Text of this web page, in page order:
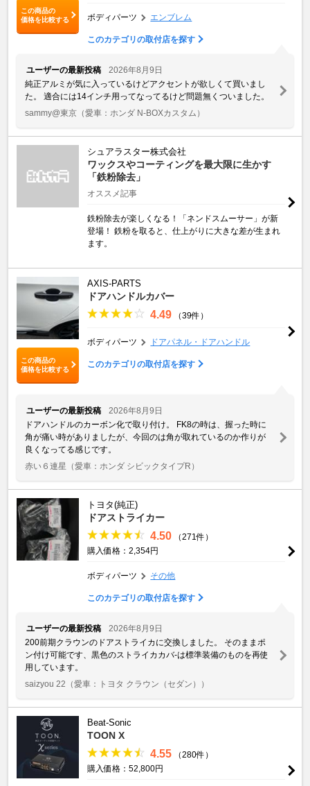
この商品の
価格を比較する
ボディパーツ エンブレム
このカテゴリの取付店を探す
ユーザーの最新投稿
2026年8月9日
純正アルミが気に入っているけどアクセントが欲しくて買いまし
た。 適合には14インチ用ってなってるけど問題無くついました。
sammy@東京 （愛車：ホンダ N-BOXカスタム）
シュアラスター株式会社
ワックスやコーティングを最大限に生かす
「鉄粉除去」
オススメ記事
鉄粉除去が楽しくなる！「ネンドスムーサー」が新
登場！ 鉄粉を取ると、仕上がりに大きな差が生まれ
ます。
この商品の
価格を比較する
AXIS-PARTS
ドアハンドルカバー
4.49 （39件）
ボディパーツ ドアパネル・ドアハンドル
このカテゴリの取付店を探す
ユーザーの最新投稿
2026年8月9日
ドアハンドルのカーボン化で取り付け。 FK8の時は、握った時に
角が痛い時がありましたが、今回のは角が取れているのか作りが
良くなってる感じです。
赤い６連星 （愛車：ホンダ シビックタイプR）
トヨタ(純正)
ドアストライカー
4.50
（271件）
購入価格：2,354円
ボディパーツ その他
このカテゴリの取付店を探す
ユーザーの最新投稿
2026年8月9日
200前期クラウンのドアストライカに交換しました。 そのままポ
ン付け可能です、黒色のストライカカバ-は標準装備のものを再使
用しています。
saizyou 22 （愛車：トヨタ クラウン（セダン））
Beat-Sonic
TOON X
4.55
（280件）
購入価格：52,800円